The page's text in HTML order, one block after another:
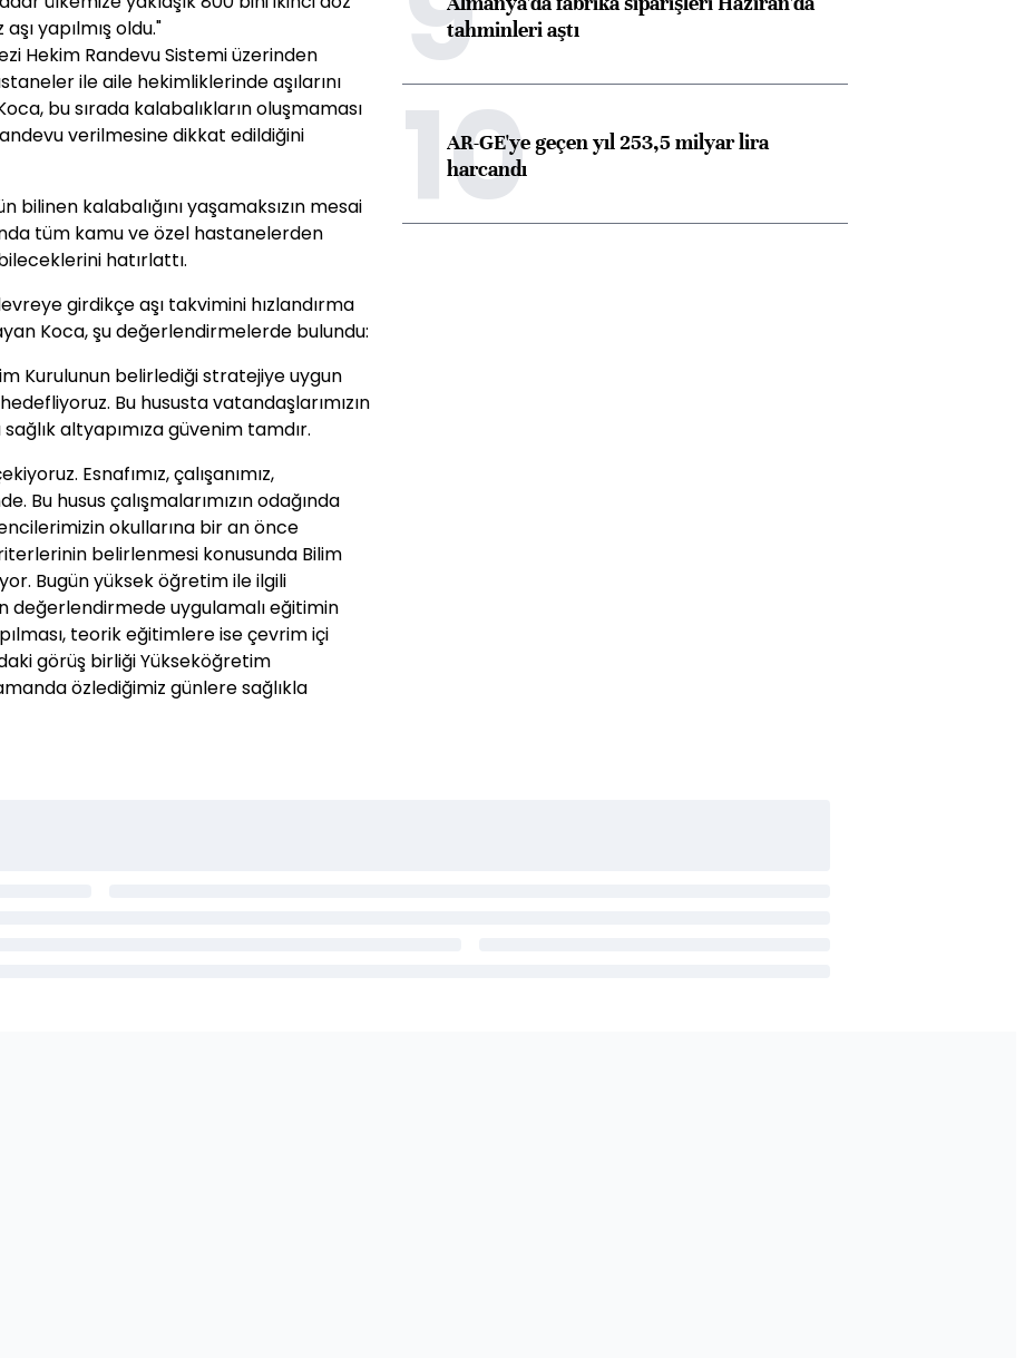
yapılmış oldu."
Hekim Randevu Sistemi üzerinden
ile aile hekimliklerinde aşılarını
bu sırada kalabalıkların oluşmaması
verilmesine dikkat edildiğini
bilinen kalabalığını yaşamaksızın mesai
tüm kamu ve özel hastanelerden
hatırlattı.
girdikçe aşı takvimini hızlandırma
Koca, şu değerlendirmelerde bulundu:
Kurulunun belirlediği stratejiye uygun
Bu hususta vatandaşlarımızın
altyapımıza güvenim tamdır.
Esnafımız, çalışanımız,
Bu husus çalışmalarımızın odağında
okullarına bir an önce
belirlenmesi konusunda Bilim
Bugün yüksek öğretim ile ilgili
değerlendirmede uygulamalı eğitimin
teorik eğitimlere ise çevrim içi
görüş birliği Yükseköğretim
özlediğimiz günlere sağlıkla
tahminleri aştı
10
AR-GE'ye geçen yıl 253,5 milyar lira
harcandı